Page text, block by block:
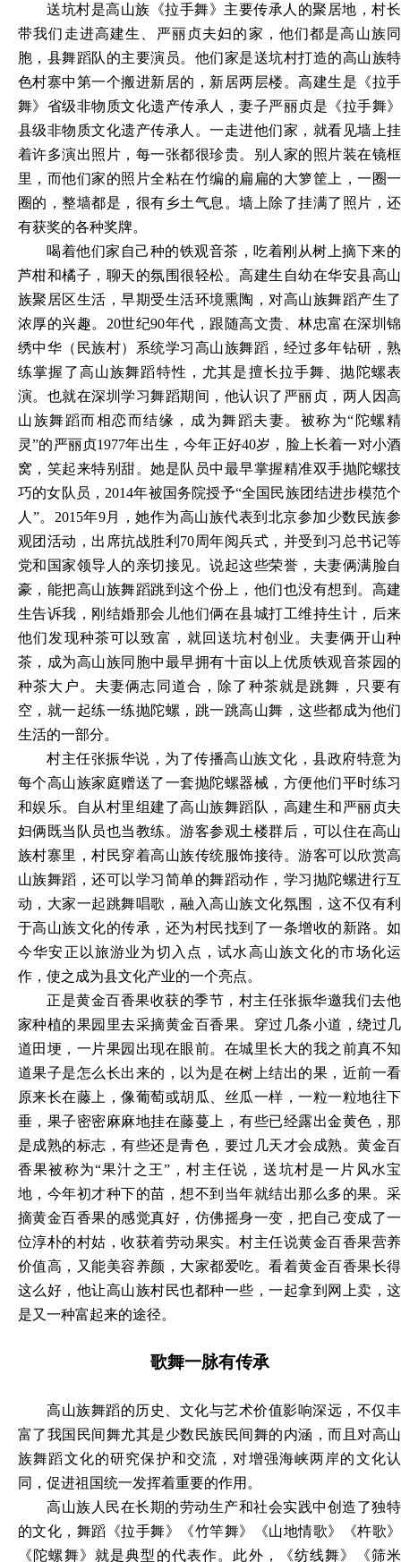
送坑村是高山族《拉手舞》主要传承人的聚居地，村长
带我们走进高建生、严丽贞夫妇的家，他们都是高山族同
胞，县舞蹈队的主要演员。他们家是送坑村打造的高山族特
色村寨中第一个搬进新居的，新居两层楼。高建生是《拉手
舞》省级非物质文化遗产传承人，妻子严丽贞是《拉手舞》
县级非物质文化遗产传承人。一走进他们家，就看见墙上挂
着许多演出照片，每一张都很珍贵。别人家的照片装在镜框
里，而他们家的照片全粘在竹编的扁扁的大箩筐上，一圈一
圈的，整墙都是，很有乡土气息。墙上除了挂满了照片，还
有获奖的各种奖牌。
喝着他们家自己种的铁观音茶，吃着刚从树上摘下来的
芦柑和橘子，聊天的氛围很轻松。高建生自幼在华安县高山
族聚居区生活，早期受生活环境熏陶，对高山族舞蹈产生了
浓厚的兴趣。 20世纪90年代，跟随高文贵、林忠富在深圳锦
绣中华（民族村）系统学习高山族舞蹈，经过多年钻研，熟
练掌握了高山族舞蹈特性，尤其是擅长拉手舞、抛陀螺表
演。也就在深圳学习舞蹈期间，他认识了严丽贞，两人因高
山族舞蹈而相恋而结缘，成为舞蹈夫妻。被称为“陀螺精
灵”的严丽贞1977年出生，今年正好40岁，脸上长着一对小酒
窝，笑起来特别甜。她是队员中最早掌握精准双手抛陀螺技
巧的女队员，2014年被国务院授予“全国民族团结进步模范个
人”。2015年9月，她作为高山族代表到北京参加少数民族参
观团活动，出席抗战胜利70周年阅兵式，并受到习总书记等
党和国家领导人的亲切接见。说起这些荣誉，夫妻俩满脸自
豪，能把高山族舞蹈跳到这个份上，他们也没有想到。高建
生告诉我，刚结婚那会儿他们俩在县城打工维持生计，后来
他们发现种茶可以致富，就回送坑村创业。夫妻俩开山种
茶，成为高山族同胞中最早拥有十亩以上优质铁观音茶园的
种茶大户。夫妻俩志同道合，除了种茶就是跳舞，只要有
空，就一起练一练抛陀螺，跳一跳高山舞，这些都成为他们
生活的一部分。
村主任张振华说，为了传播高山族文化，县政府特意为
每个高山族家庭赠送了一套抛陀螺器械，方便他们平时练习
和娱乐。自从村里组建了高山族舞蹈队，高建生和严丽贞夫
妇俩既当队员也当教练。游客参观土楼群后，可以住在高山
族村寨里，村民穿着高山族传统服饰接待。游客可以欣赏高
山族舞蹈，还可以学习简单的舞蹈动作，学习抛陀螺进行互
动，大家一起跳舞唱歌，融入高山族文化氛围，这不仅有利
于高山族文化的传承，还为村民找到了一条增收的新路。如
今华安正以旅游业为切入点，试水高山族文化的市场化运
作，使之成为县文化产业的一个亮点。
正是黄金百香果收获的季节，村主任张振华邀我们去他
家种植的果园里去采摘黄金百香果。穿过几条小道，绕过几
道田埂，一片果园出现在眼前。在城里长大的我之前真不知
道果子是怎么长出来的，以为是在树上结出的果，近前一看
原来长在藤上，像葡萄或胡瓜、丝瓜一样，一粒一粒地往下
垂，果子密密麻麻地挂在藤蔓上，有些已经露出金黄色，那
是成熟的标志，有些还是青色，要过几天才会成熟。黄金百
香果被称为“果汁之王”，村主任说，送坑村是一片风水宝
地，今年初才种下的苗，想不到当年就结出那么多的果。采
摘黄金百香果的感觉真好，仿佛摇身一变，把自己变成了一
位淳朴的村姑，收获着劳动果实。村主任说黄金百香果营养
价值高，又能美容养颜，大家都爱吃。看着黄金百香果长得
这么好，他让高山族村民也都种一些，一起拿到网上卖，这
是又一种富起来的途径。
歌舞一脉有传承
高山族舞蹈的历史、文化与艺术价值影响深远，不仅丰
富了我国民间舞尤其是少数民族民间舞的内涵，而且对高山
族舞蹈文化的研究保护和交流，对增强海峡两岸的文化认
同，促进祖国统一发挥着重要的作用。
高山族人民在长期的劳动生产和社会实践中创造了独特
的文化，舞蹈《拉手舞》《竹竿舞》《山地情歌》《杵歌》
《陀螺舞》就是典型的代表作。此外，《纺线舞》《筛米